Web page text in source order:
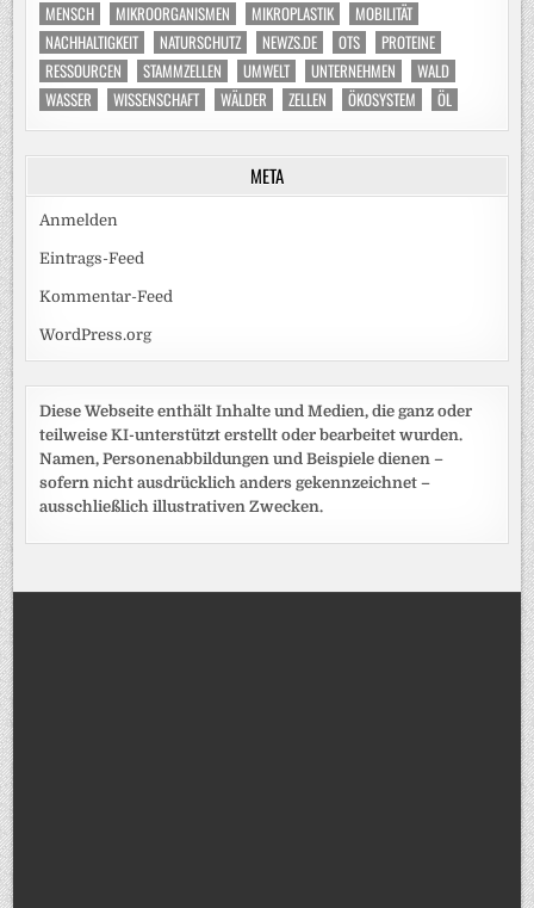
MENSCH
MIKROORGANISMEN MIKROPLASTIK
MOBILITÄT
NACHHALTIGKEIT
NATURSCHUTZ NEWZS.DE OTS
PROTEINE
RESSOURCEN
STAMMZELLEN UMWELT UNTERNEHMEN
WALD
WASSER
WISSENSCHAFT WÄLDER ZELLEN ÖKOSYSTEM ÖL
META
Anmelden
Eintrags-Feed
Kommentar-Feed
WordPress.org
Diese Webseite enthält Inhalte und Medien, die ganz oder
teilweise KI-unterstützt erstellt oder bearbeitet wurden.
Namen, Personenabbildungen und Beispiele dienen –
sofern nicht ausdrücklich anders gekennzeichnet –
ausschließlich illustrativen Zwecken.